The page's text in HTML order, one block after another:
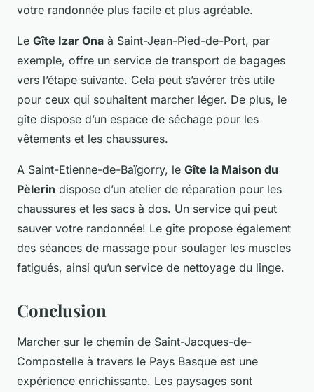
votre randonnée plus facile et plus agréable.
Le Gîte Izar Ona à Saint-Jean-Pied-de-Port, par
exemple, offre un service de transport de bagages
vers l’étape suivante. Cela peut s’avérer très utile
pour ceux qui souhaitent marcher léger. De plus, le
gîte dispose d’un espace de séchage pour les
vêtements et les chaussures.
A Saint-Etienne-de-Baïgorry, le Gîte la Maison du
Pèlerin dispose d’un atelier de réparation pour les
chaussures et les sacs à dos. Un service qui peut
sauver votre randonnée! Le gîte propose également
des séances de massage pour soulager les muscles
fatigués, ainsi qu’un service de nettoyage du linge.
Conclusion
Marcher sur le chemin de Saint-Jacques-de-
Compostelle à travers le Pays Basque est une
expérience enrichissante. Les paysages sont